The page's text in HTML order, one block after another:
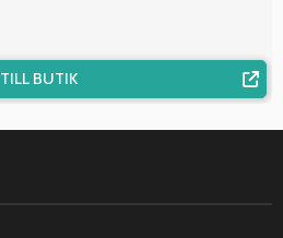
TILL BUTIK